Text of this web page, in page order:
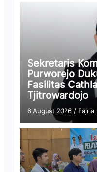
Sekretaris
Purworejo
Fasilitas
Tjitrowardojo
6 August 2026 / Fajria